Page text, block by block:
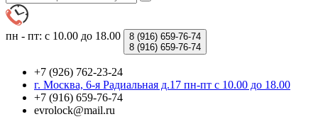
пн - пт: с 10.00 до 18.00 8 (916) 659-76-74
8 (916) 659-76-74
+7 (926) 762-23-24
г. Москва, 6-я Радиальная д.17 пн-пт с 10.00 до 18.00
+7 (916) 659-76-74
evrolock@mail.ru